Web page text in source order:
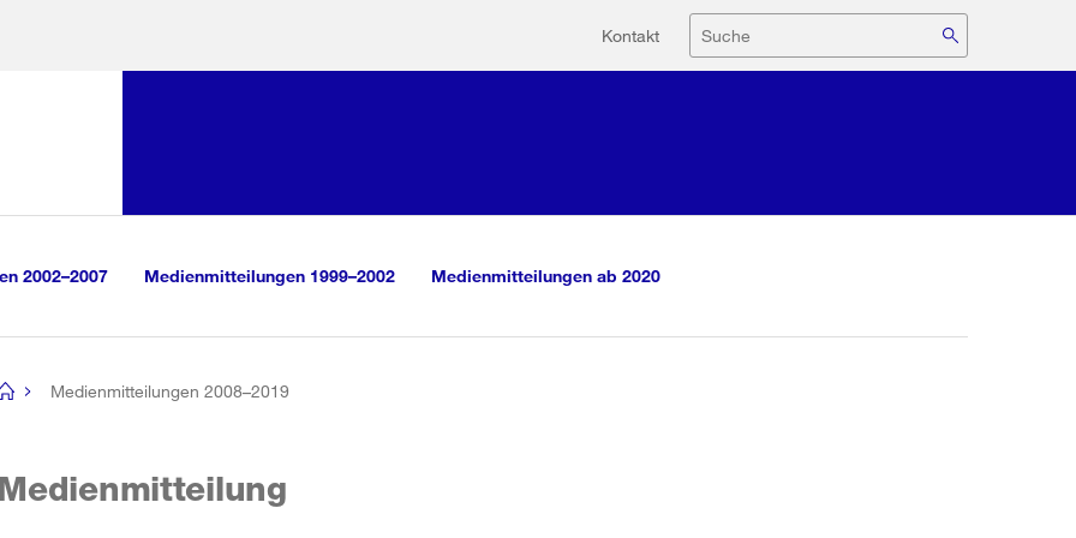
Hilfsnavigation
Kontakt Suche
2002–2007 Medienmitteilungen 1999–2002 Medienmitteilungen ab 2020
Medienmitteilungen 2008–2019